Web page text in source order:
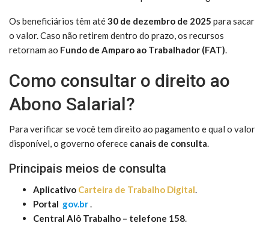
Os beneficiários têm até30 de dezembro de 2025 para sacar
o valor. Caso não retirem dentro do prazo, os recursos
retornam ao Fundo de Amparo ao Trabalhador (FAT).
Como consultar o direito ao
Abono Salarial?
Para verificar se você tem direito ao pagamento e qual o valor
disponível, o governo oferece canais de consulta.
Principais meios de consulta
Aplicativo Carteira de Trabalho Digital.
Portal gov.br.
Central Alô Trabalho – telefone 158.